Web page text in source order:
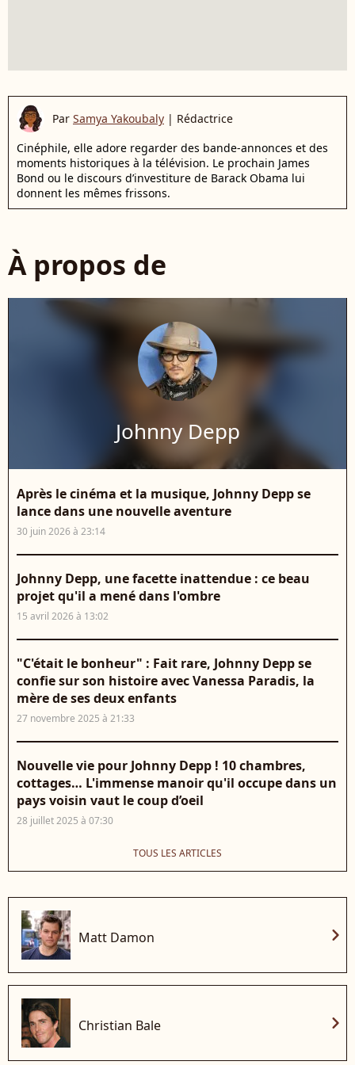
Par Samya Yakoubaly | Rédactrice
Cinéphile, elle adore regarder des bande-annonces et des
moments historiques à la télévision. Le prochain James
Bond ou le discours d’investiture de Barack Obama lui
donnent les mêmes frissons.
À propos de
Johnny Depp
Après le cinéma et la musique, Johnny Depp se
lance dans une nouvelle aventure
30 juin 2026 à 23:14
Johnny Depp, une facette inattendue : ce beau
projet qu'il a mené dans l'ombre
15 avril 2026 à 13:02
"C'était le bonheur" : Fait rare, Johnny Depp se
confie sur son histoire avec Vanessa Paradis, la
mère de ses deux enfants
27 novembre 2025 à 21:33
Nouvelle vie pour Johnny Depp ! 10 chambres,
cottages… L'immense manoir qu'il occupe dans un
pays voisin vaut le coup d’oeil
28 juillet 2025 à 07:30
TOUS LES ARTICLES
Matt Damon chevron_right
Christian Bale chevron_right